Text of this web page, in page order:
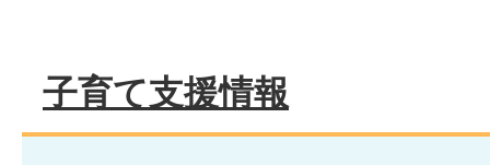
子育て支援情報